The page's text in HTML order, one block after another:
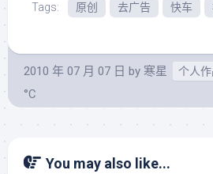
Tags: 原创 去广告 快车
2010 年 07 月 07 日 by 寒星 个人作
°C
You may also like...